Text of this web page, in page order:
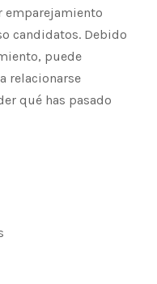
emparejamiento
candidatos. Debido
puede
relacionarse
qué has pasado